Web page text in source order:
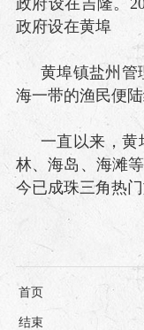
政府设在吉隆。
政府设在黄埠
黄埠镇盐州管
海一带的渔民便陆
一直以来，黄
林、海岛、海滩
今已成珠三角热
首页
结束